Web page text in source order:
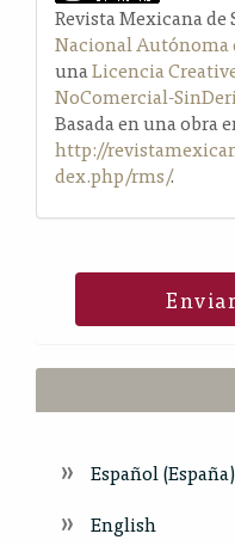
Revista Mexicana
Nacional Autónoma
unaLicencia
NoComercial-
Basada en una obra
http://
dex.php/rms/.
Español (España)
English